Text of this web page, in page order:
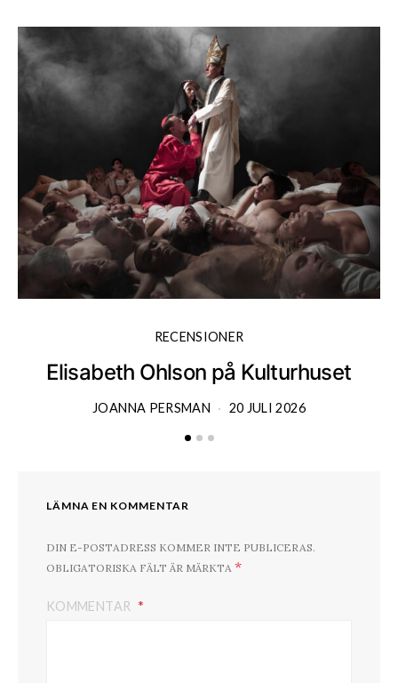
RECENSIONER
Elisabeth Ohlson på Kulturhuset
JOANNA PERSMAN 20 JULI 2026
LÄMNA EN KOMMENTAR
DIN E-POSTADRESS KOMMER INTE PUBLICERAS.
OBLIGATORISKA FÄLT ÄR MÄRKTA *
KOMMENTAR